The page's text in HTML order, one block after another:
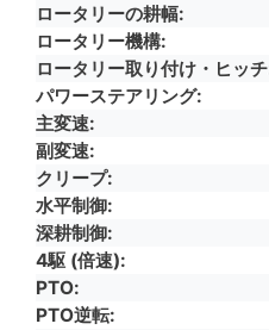
ロータリーの耕幅
ロータリー機構
ロータリー取り付け・ヒッチ
パワーステアリング
主変速
副変速
クリープ
水平制御
深耕制御
4駆 (倍速)
PTO
PTO逆転